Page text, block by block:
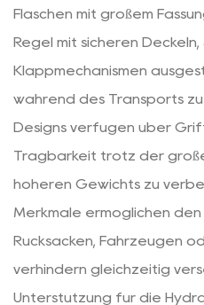
Flaschen mit großem
Regel mit sicheren
Klappmechanismen
während des Transports
Designs verfügen über
Tragbarkeit trotz der
höheren Gewichts zu
Merkmale ermöglichen
Rucksäcken, Fahrzeugen
verhindern gleichzeitig
Unterstützung für die